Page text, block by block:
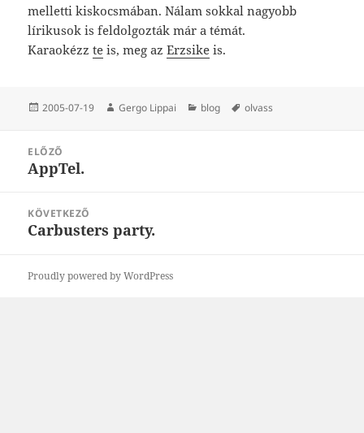
melletti kiskocsmában. Nálam sokkal nagyobb
lírikusok is feldolgozták már a témát.
Karaokézzte is, meg azErzsike is.
Közzétéve
2005-07-19 Szerző
Gergo Lippai Kategória
blog Címke
olvass
navigáció
ELŐZŐ
Korábbi
AppTel.
KÖVETKEZŐ
Következő
Carbusters party.
Proudly powered by WordPress